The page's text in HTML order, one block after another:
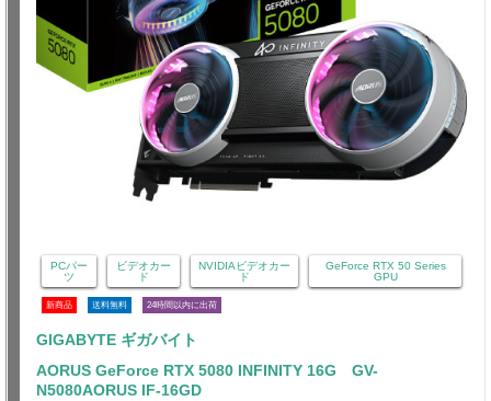
PCパー
ツ
ビデオカー
ド
NVIDIAビデオカー
ド
GeForce RTX 50 Series
GPU
新商品 送料無料 24時間以内に出荷
GIGABYTE ギガバイト
AORUS GeForce RTX 5080 INFINITY 16G GV-
N5080AORUS IF-16GD